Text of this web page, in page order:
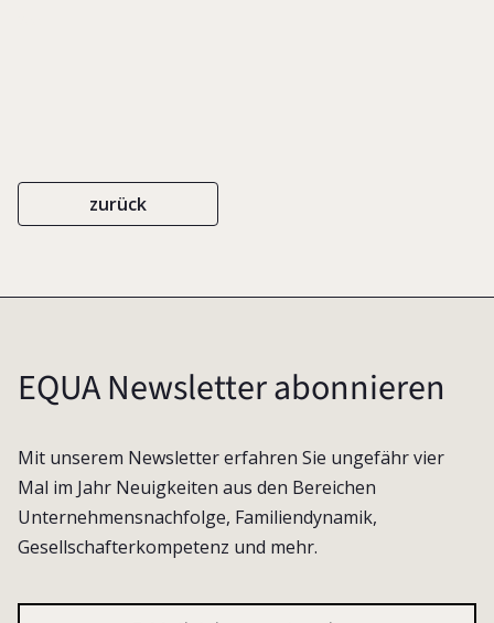
zurück
EQUA Newsletter abonnieren
Mit unserem Newsletter erfahren Sie ungefähr vier
Mal im Jahr Neuigkeiten aus den Bereichen
Unternehmensnachfolge, Familiendynamik,
Gesellschafterkompetenz und mehr.